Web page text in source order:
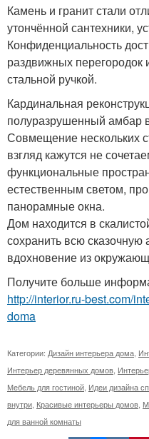
Камень и гранит стали
утончённой сантехники,
Конфиденциальность
раздвижных перегородок
стальной ручкой.
Кардинальная
полуразрушенный амбар
Совмещение нескольких
взгляд кажутся не
функциональные
естественным светом,
панорамные окна.
Дом находится в
сохранить всю
вдохновение из
Получите больше
http://interior.ru-best.com/
doma
Категории: Дизайн интерьера дома
Интерьер деревянных домов
Мебель для гостиной Идеи дизайна
внутри Красивые интерьеры домов
для ванной комнаты